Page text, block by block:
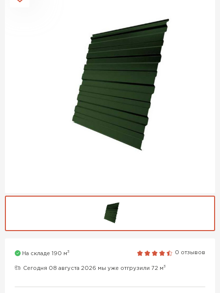
На складе 190 м3 0 отзывов
Сегодня 08 августа 2026 мы уже отгрузили 72 м3